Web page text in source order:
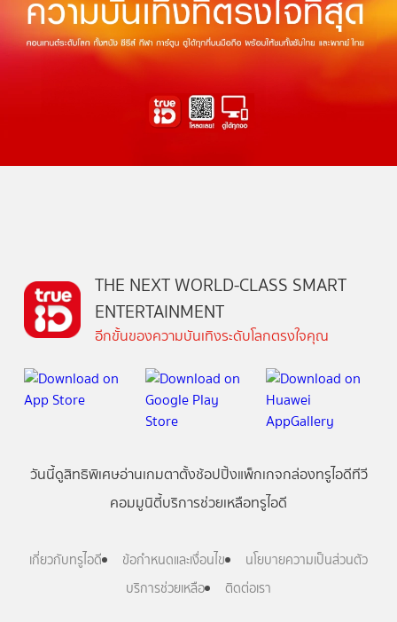
THE NEXT WORLD-CLASS SMART
ENTERTAINMENT
อีกขั้นของความบันเทิงระดับโลกตรงใจคุณ
วันนี้ดูสิทธิพิเศษอ่านเกมตาตั้งช้อปปิ้งแพ็กเกจกล่องทรูไอดีทีวี
คอมมูนิตี้บริการช่วยเหลือทรูไอดี
เกี่ยวกับทรูไอดี ข้อกำหนดและเงื่อนไข
นโยบายความเป็นส่วนตัว
บริการช่วยเหลือ
ติดต่อเรา